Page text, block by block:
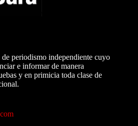
de periodismo independiente cuyo
e informar de manera
y en primicia toda clase de